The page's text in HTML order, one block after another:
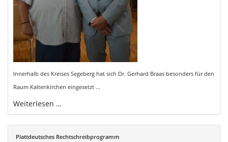
Innerhalb des Kreises Segeberg hat sich Dr. Gerhard Braas besonders für den
Raum Kaltenkirchen eingesetzt ...
Weiterlesen …
Plattdeutsches Rechtschreibprogramm